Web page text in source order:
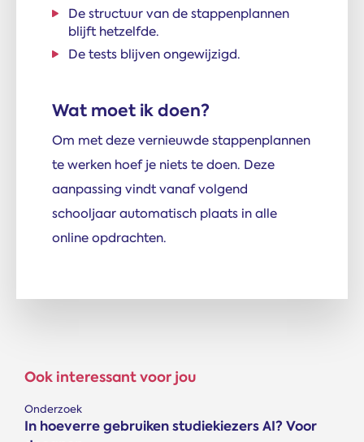
De structuur van de stappenplannen
blijft hetzelfde.
De tests blijven ongewijzigd.
Wat moet ik doen?
Om met deze vernieuwde stappenplannen
te werken hoef je niets te doen. Deze
aanpassing vindt vanaf volgend
schooljaar automatisch plaats in alle
online opdrachten.
Ook interessant voor jou
Onderzoek
In hoeverre gebruiken studiekiezers AI? Voor